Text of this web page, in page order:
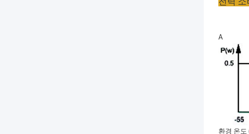
A
환경 온도